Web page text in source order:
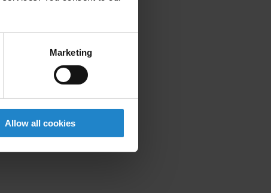
Marketing
Allow all cookies
EE.UU. y
productos,
Los
mejorando
la
que
la